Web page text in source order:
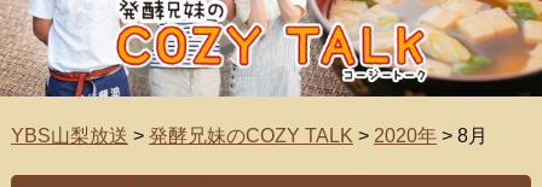
YBS山梨放送 > 発酵兄妹のCOZY TALK > 2020年> 8月